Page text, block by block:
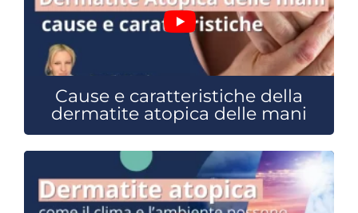
Cause e caratteristiche della
dermatite atopica delle mani